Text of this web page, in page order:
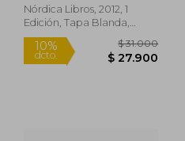
Nórdica Libros, 2012, 1
Edición, Tapa Blanda,
Nuevo